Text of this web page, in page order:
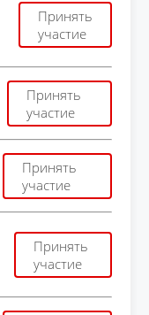
Принять
участие
Принять
участие
Принять
участие
Принять
участие